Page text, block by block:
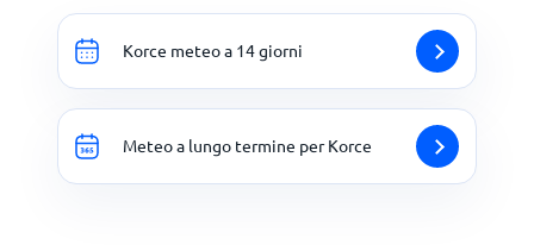
Korce meteo a 14 giorni
Meteo a lungo termine per Korce